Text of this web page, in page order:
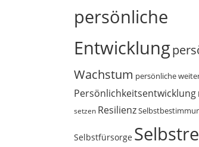
persönliche
Entwicklung
Wachstum persönliche
Persönlichkeitsentwicklung
setzen Resilienz
Selbstfürsorge